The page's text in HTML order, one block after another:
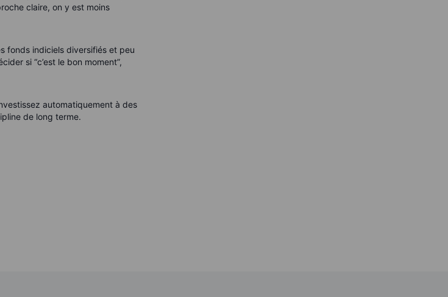
claire, on y est moins
fonds indiciels diversifiés et peu
si “c’est le bon moment”,
automatiquement à des
de long terme.